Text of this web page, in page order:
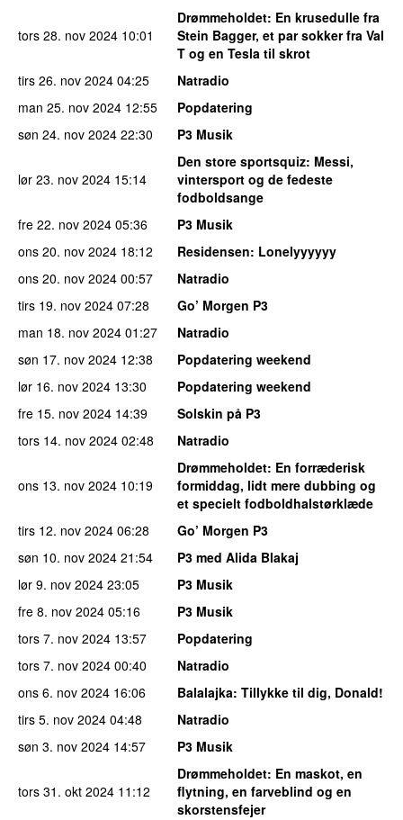
tors 28. nov 2024 10:01
Drømmeholdet: En krusedulle fra
Stein Bagger, et par sokker fra Val
T og en Tesla til skrot
tirs 26. nov 2024 04:25
Natradio
man 25. nov 2024 12:55
Popdatering
søn 24. nov 2024 22:30 P3 Musik
lør 23. nov 2024 15:14
Den store sportsquiz: Messi,
vintersport og de fedeste
fodboldsange
fre 22. nov 2024 05:36
P3 Musik
ons 20. nov 2024 18:12 Residensen: Lonelyyyyyy
ons 20. nov 2024 00:57
Natradio
tirs 19. nov 2024 07:28
Go’ Morgen P3
man 18. nov 2024 01:27
Natradio
søn 17. nov 2024 12:38
Popdatering weekend
lør 16. nov 2024 13:30
Popdatering weekend
fre 15. nov 2024 14:39
Solskin på P3
tors 14. nov 2024 02:48 Natradio
ons 13. nov 2024 10:19
Drømmeholdet: En forræderisk
formiddag, lidt mere dubbing og
et specielt fodboldhalstørklæde
tirs 12. nov 2024 06:28
Go’ Morgen P3
søn 10. nov 2024 21:54
P3 med Alida Blakaj
lør 9. nov 2024 23:05
P3 Musik
fre 8. nov 2024 05:16
P3 Musik
tors 7. nov 2024 13:57
Popdatering
tors 7. nov 2024 00:40
Natradio
ons 6. nov 2024 16:06 Balalajka: Tillykke til dig, Donald!
tirs 5. nov 2024 04:48
Natradio
søn 3. nov 2024 14:57 P3 Musik
tors 31. okt 2024 11:12
Drømmeholdet: En maskot, en
flytning, en farveblind og en
skorstensfejer